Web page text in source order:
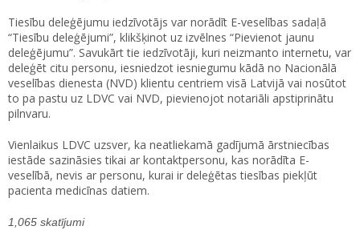
Tiesību deleģējumu iedzīvotājs var norādīt E-veselības sadaļā
“Tiesību deleģējumi”, klikšķinot uz izvēlnes “Pievienot jaunu
deleģējumu”. Savukārt tie iedzīvotāji, kuri neizmanto internetu, var
deleģēt citu personu, iesniedzot iesniegumu kādā no Nacionālā
veselības dienesta (NVD) klientu centriem visā Latvijā vai nosūtot
to pa pastu uz LDVC vai NVD, pievienojot notariāli apstiprinātu
pilnvaru.
Vienlaikus LDVC uzsver, ka neatliekamā gadījumā ārstniecības
iestāde sazināsies tikai ar kontaktpersonu, kas norādīta E-
veselībā, nevis ar personu, kurai ir deleģētas tiesības piekļūt
pacienta medicīnas datiem.
1,065 skatījumi